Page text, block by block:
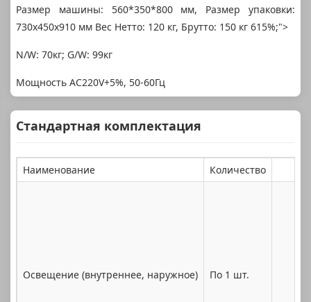
Размер машины: 560*350*800 мм, Размер упаковки:
730x450x910 мм Вес Нетто: 120 кг, Брутто: 150 кг 615%;">
N/W: 70кг; G/W: 99кг
Мощность AC220V+5%, 50-60Гц
Стандартная комплектация
Наименование Количество
Освещение (внутреннее, наружное) По 1 шт.